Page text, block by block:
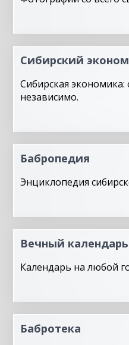
Сибирский
Сибирская
независимо.
Бабропедия
Энциклопедия
Вечный календарь
Календарь на любой
Бабротека